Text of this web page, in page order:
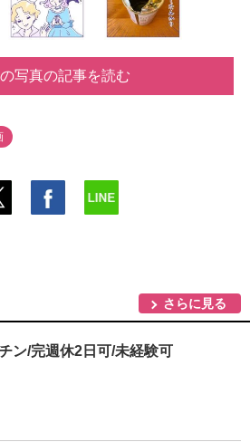
写真の記事を読む
さらに見る
ン/完週休2日可/未経験可